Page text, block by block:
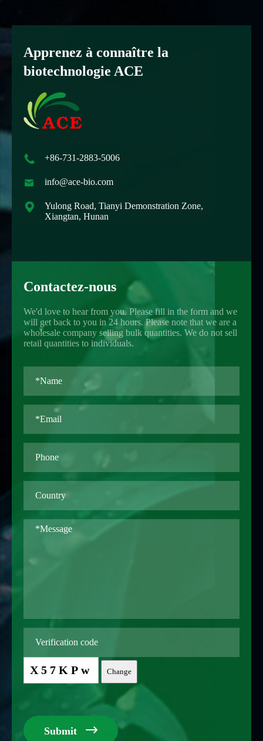
Apprenez à connaître la
biotechnologie ACE
 +86-731-2883-5006
 info@ace-bio.com

Yulong Road, Tianyi Demonstration Zone,
Xiangtan, Hunan
Contactez-nous
We'd love to hear from you. Please fill in the form and we
will get back to you in 24 hours. Please note that we are a
wholesale company selling bulk quantities. We do not sell
retail quantities to individuals.
X57KPw Change
Submit 